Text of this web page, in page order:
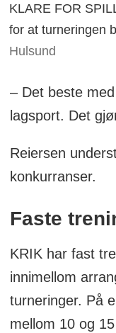
KLARE FOR
for at turneringen
Hulsund
– Det beste
lagsport. Det
Reiersen
konkurranser.
Faste
KRIK har fast
innimellom
turneringer. På
mellom 10 og